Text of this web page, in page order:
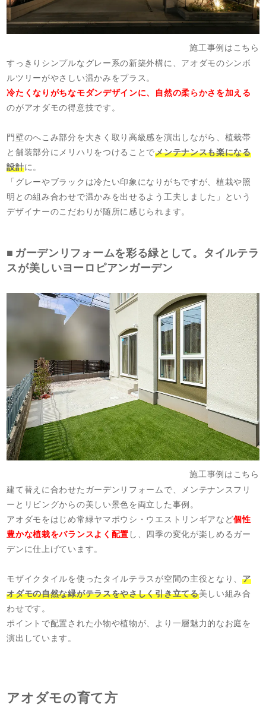
施工事例はこちら
すっきりシンプルなグレー系の新築外構に、アオダモのシンボ
ルツリーがやさしい温かみをプラス。
冷たくなりがちなモダンデザインに、自然の柔らかさを加える
のがアオダモの得意技です。
門壁のへこみ部分を大きく取り高級感を演出しながら、植栽帯
と舗装部分にメリハリをつけることでメンテナンスも楽になる
設計に。
「グレーやブラックは冷たい印象になりがちですが、植栽や照
明との組み合わせで温かみを出せるよう工夫しました」という
デザイナーのこだわりが随所に感じられます。
ガーデンリフォームを彩る緑として。タイルテラ
スが美しいヨーロピアンガーデン
施工事例はこちら
建て替えに合わせたガーデンリフォームで、メンテナンスフリ
ーとリビングからの美しい景色を両立した事例。
アオダモをはじめ常緑ヤマボウシ・ウエストリンギアなど個性
豊かな植栽をバランスよく配置 し、四季の変化が楽しめるガー
デンに仕上げています。
モザイクタイルを使ったタイルテラスが空間の主役となり、ア
オダモの自然な緑がテラスをやさしく引き立てる美しい組み合
わせです。
ポイントで配置された小物や植物が、より一層魅力的なお庭を
演出しています。
アオダモの育て方